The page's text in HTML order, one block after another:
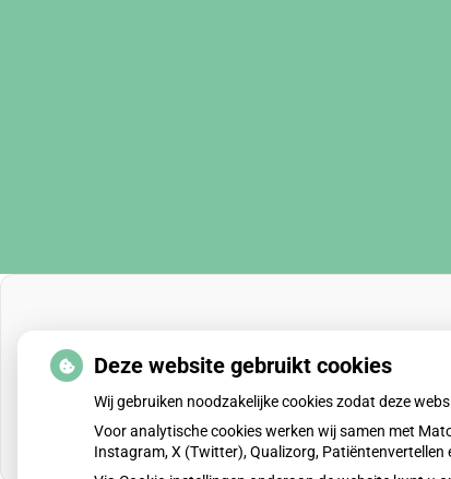
Deze website gebruikt cookies
Wij gebruiken noodzakelijke cookies zodat deze
Voor analytische cookies werken wij samen met
Instagram, X (Twitter), Qualizorg,